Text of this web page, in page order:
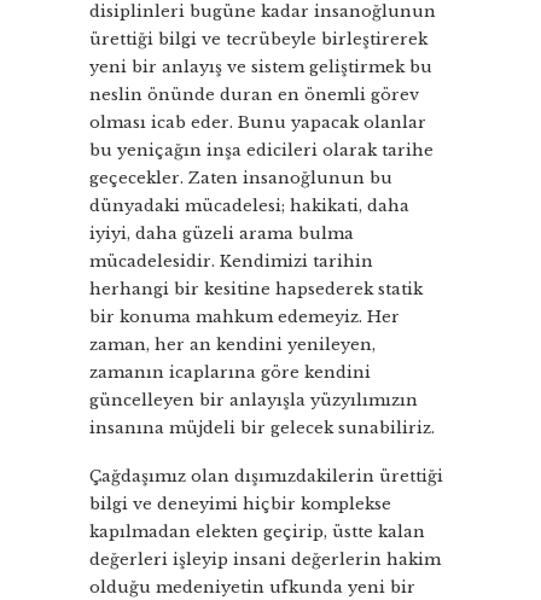
disiplinleri bugüne kadar insanoğlunun
ürettiği bilgi ve tecrübeyle birleştirerek
yeni bir anlayış ve sistem geliştirmek bu
neslin önünde duran en önemli görev
olması icab eder. Bunu yapacak olanlar
bu yeniçağın inşa edicileri olarak tarihe
geçecekler. Zaten insanoğlunun bu
dünyadaki mücadelesi; hakikati, daha
iyiyi, daha güzeli arama bulma
mücadelesidir. Kendimizi tarihin
herhangi bir kesitine hapsederek statik
bir konuma mahkum edemeyiz. Her
zaman, her an kendini yenileyen,
zamanın icaplarına göre kendini
güncelleyen bir anlayışla yüzyılımızın
insanına müjdeli bir gelecek sunabiliriz.
Çağdaşımız olan dışımızdakilerin ürettiği
bilgi ve deneyimi hiçbir komplekse
kapılmadan elekten geçirip, üstte kalan
değerleri işleyip insani değerlerin hakim
olduğu medeniyetin ufkunda yeni bir